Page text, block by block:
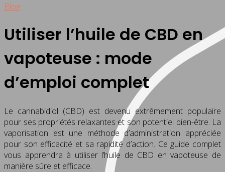
Blog
Utiliser l’huile de CBD en
vapoteuse : mode
d’emploi complet
Le cannabidiol (CBD) est devenu extrêmement populaire
pour ses propriétés relaxantes et son potentiel bien-être. La
vaporisation est une méthode d’administration appréciée
pour son efficacité et sa rapidité d’action. Ce guide complet
vous apprendra à utiliser l’huile de CBD en vapoteuse de
manière sûre et efficace.